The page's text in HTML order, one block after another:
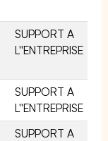
SUPPORT A
L''ENTREPRISE
SUPPORT A
L''ENTREPRISE
SUPPORT A